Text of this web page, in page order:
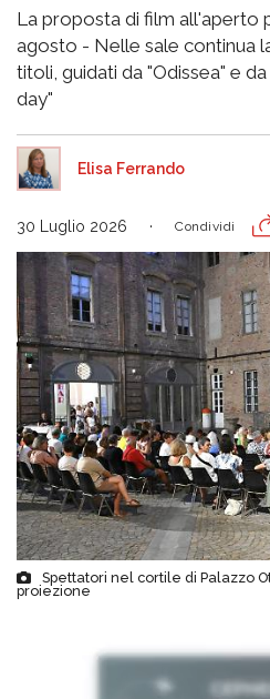
La proposta di film all'aperto
agosto - Nelle sale continua
titoli, guidati da "Odissea" e
day"
Elisa Ferrando
30 Luglio 2026 Condividi
Spettatori nel cortile di Palazzo
proiezione